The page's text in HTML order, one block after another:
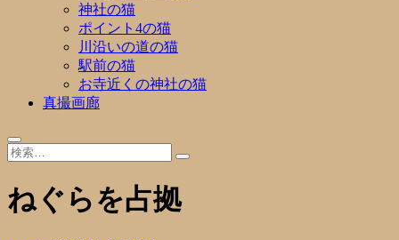
神社の猫
ポイント4の猫
川沿いの道の猫
駅前の猫
お寺近くの神社の猫
真撮画廊
ねぐらを占拠